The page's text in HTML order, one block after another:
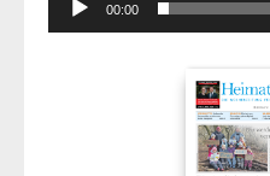
00:00